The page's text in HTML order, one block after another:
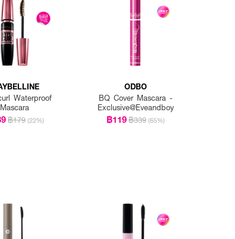
Waterproof
Mascara
฿179 (22%)
ODBO
BQ Cover Mascara -
Exclusive@Eveandboy
฿119฿339 (65%)